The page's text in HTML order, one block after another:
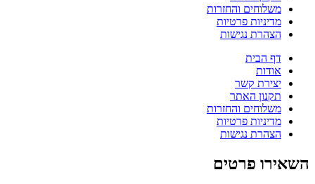
משלוחים והחזרות
מדיניות פרטיות
הצהרת נגישות
דף הבית
אודות
יצירת קשר
תקנון האתר
משלוחים והחזרות
מדיניות פרטיות
הצהרת נגישות
השאירו פרטים